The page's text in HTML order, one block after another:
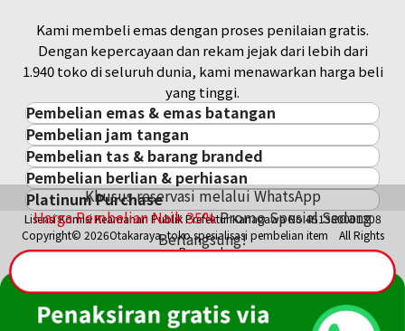
Khusus reservasi melalui WhatsApp
Harga Pembelian Naik35%Promo Spesial Sedang
Berlangsung!
Kami membeli emas dengan proses penilaian gratis.
Dengan kepercayaan dan rekam jejak dari lebih dari
1.940 toko di seluruh dunia, kami menawarkan harga beli
yang tinggi.
Pembelian emas & emas batangan
Pembelian emas & emas batangan
Emas Batangan / Gold Bar
Koin Emas
Harga Pasar Emas / Kurs Emas
Aksesoris Emas
Cincin Emas
Pembelian jam tangan
Pembelian jam tangan
ROLEX
PATEK PHILIPPE
AUDEMARS PIGUET
VACHERON CONSTANTIN
BREGUEST
Pembelian tas & barang branded
Pembelian tas & barang branded
Cartier
LOUIS VUITTON
Hermès
CELINE
Fendi
Pembelian berlian & perhiasan
Pembelian berlian & perhiasan
Berlian
Zamrud
Rubi
Platinum Purchase
Platinum
Lisensi Komisi Keamanan Publik Prefektur Kanagawa No.451380001308
Copyright© 2026Otakaraya, toko spesialisasi pembelian item All Rights
Reserved.